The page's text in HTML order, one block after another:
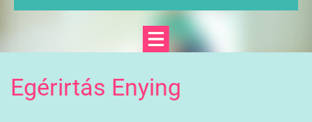
Egérirtás Enying